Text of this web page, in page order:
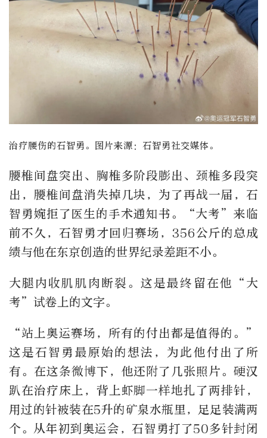
治疗腰伤的石智勇。图片来源：石智勇社交媒体。
腰椎间盘突出、胸椎多阶段膨出、颈椎多段突
出，腰椎间盘消失掉几块，为了再战一届，石
智勇婉拒了医生的手术通知书。“大考”来临
前不久，石智勇才回归赛场，356公斤的总成
绩与他在东京创造的世界纪录差距不小。
大腿内收肌肌肉断裂。这是最终留在他“大
考”试卷上的文字。
“站上奥运赛场，所有的付出都是值得的。”
这是石智勇最原始的想法，为此他付出了所
有。在这条微博下，他还附了几张照片。硬汉
趴在治疗床上，背上虾脚一样地扎了两排针，
用过的针被装在5升的矿泉水瓶里，足足装满两
个。从年初到奥运会，石智勇打了50多针封闭